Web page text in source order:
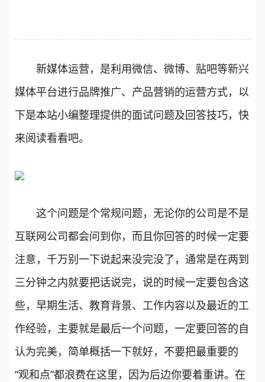
新媒体运营，是利用微信、微博、贴吧等新兴
媒体平台进行品牌推广、产品营销的运营方式，以
下是本站小编整理提供的面试问题及回答技巧，快
来阅读看看吧。
这个问题是个常规问题，无论你的公司是不是
互联网公司都会问到你，而且你回答的时候一定要
注意，千万别一下说起来没完没了，通常是在两到
三分钟之内就要把话说完，说的时候一定要包含这
些，早期生活、教育背景、工作内容以及最近的工
作经验，主要就是最后一个问题，一定要回答的自
认为完美，简单概括一下就好，不要把最重要的
“观和点”都浪费在这里，因为后边你要着重讲。在